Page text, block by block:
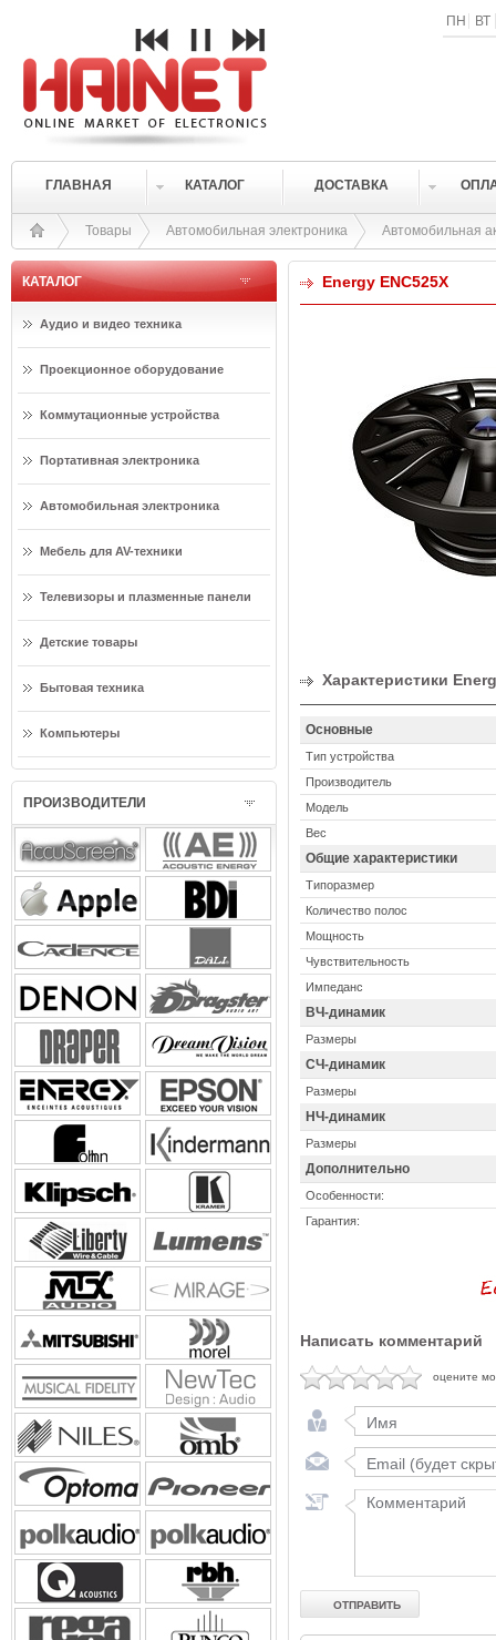
ПН ВТ
ГЛАВНАЯ КАТАЛОГ ДОСТАВКА
Товары Автомобильная электроника Автомобильная
КАТАЛОГ
Аудио и видео техника
Проекционное оборудование
Коммутационные устройства
Портативная электроника
Автомобильная электроника
Мебель для AV-техники
Телевизоры и плазменные панели
Детские товары
Бытовая техника
Компьютеры
ПРОИЗВОДИТЕЛИ
Energy ENC525X
Характеристики
Основные
Тип устройства
Производитель
Модель
Вес
Общие характеристики
Типоразмер
Количество полос
Мощность
Чувствительность
Импеданс
ВЧ-динамик
Размеры
СЧ-динамик
Размеры
НЧ-динамик
Размеры
Дополнительно
Особенности:
Гарантия:
Написать комментарий
оцените